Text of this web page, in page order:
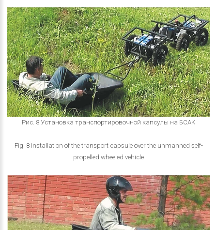
Рис. 8 Установка транспортировочной капсулы на БСАК
Fig. 8 Installation of the transport capsule over the unmanned self-
propelled wheeled vehicle